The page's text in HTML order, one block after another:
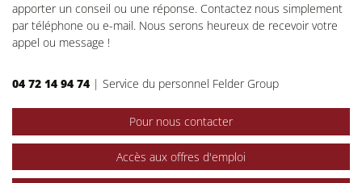
apporter un conseil ou une réponse. Contactez nous simplement
par téléphone ou e-mail. Nous serons heureux de recevoir votre
appel ou message !
04 72 14 94 74 | Service du personnel Felder Group
Pour nous contacter
Accès aux offres d'emploi